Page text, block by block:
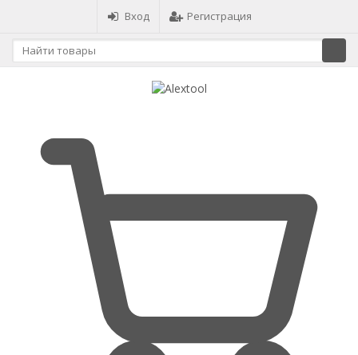
Вход Регистрация